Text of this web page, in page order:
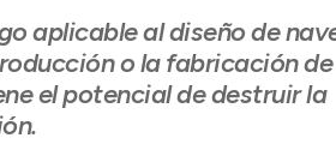
aplicable al diseño de
o la fabricación de
el potencial de destruir la